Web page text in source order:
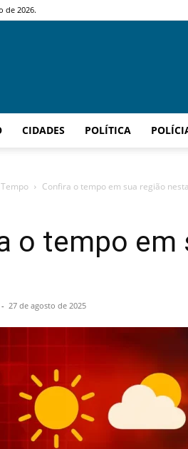
de 2026.
CIDADES POLÍTICA
Confira o tempo em sua região
o tempo em
- 27 de agosto de 2025